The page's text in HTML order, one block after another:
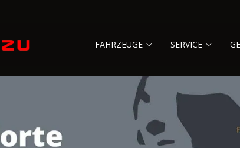
FAHRZEUGE SERVICE